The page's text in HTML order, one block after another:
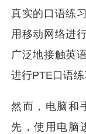
真实的口语练
用移动网络进
广泛地接触英
进行PTE口语练
然而，电脑和
先，使用电脑